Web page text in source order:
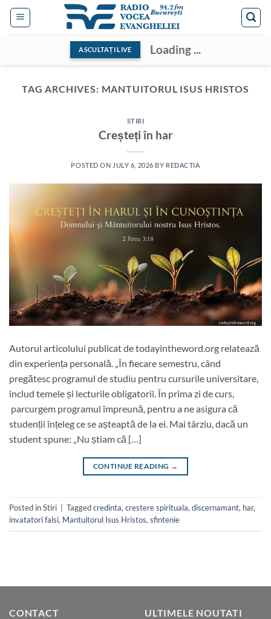
Skip
ASCULTAȚI LIVE Loading ...
TAG ARCHIVES: MANTUITORUL ISUS HRISTOS
STIRI
Creșteți în har
POSTED ON JULY 6, 2026 BY REDACTIA
Autorul articolului publicat de todayintheword.org relatează
din experiența personală. „În fiecare semestru, când
pregătesc programul de studiu pentru cursurile universitare,
includ temele și lecturile obligatorii. În prima zi de curs,
parcurgem programul împreună, pentru a ne asigura că
studenții înțeleg ce se așteaptă de la ei. Mai târziu, dacă un
student spune: „Nu știam că […]
CONTINUE READING →
Posted inStiri Taggedcredinta, crestere spirituala, discernamant, har,
invatatori falsi, Mantuitorul Isus Hristos, sfintenie
CONTACT ULTIMELE NOUTATI